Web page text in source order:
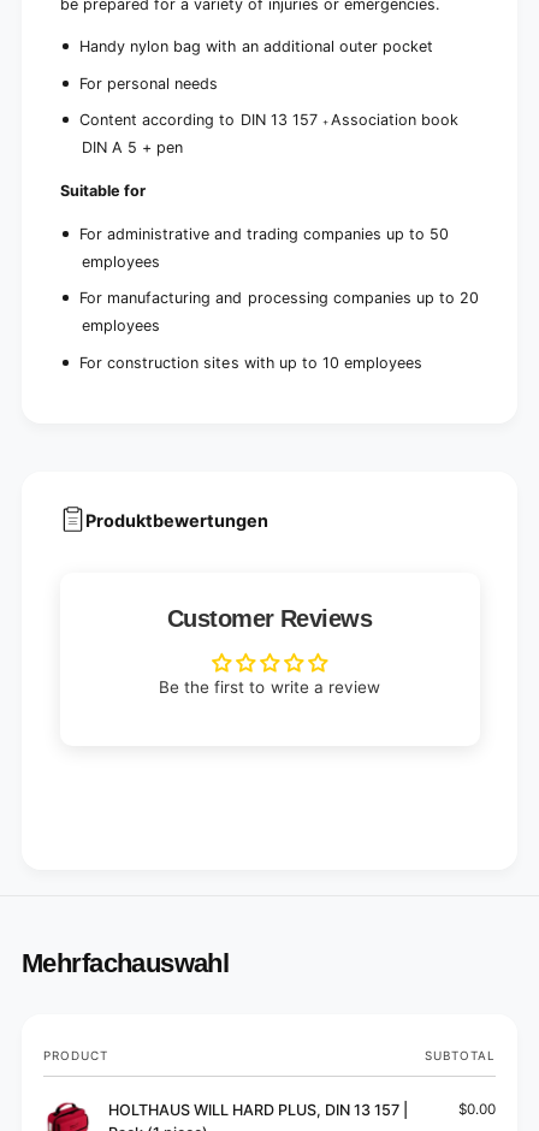
be prepared for a variety of injuries or emergencies.
Handy nylon bag with an additional outer pocket
For personal needs
Content according to DIN 13 157 + Association book
DIN A 5 + pen
Suitable for
For administrative and trading companies up to 50
employees
For manufacturing and processing companies up to 20
employees
For construction sites with up to 10 employees
Produktbewertungen
Customer Reviews
Be the first to write a review
Mehrfachauswahl
Your
cart
PRODUCT SUBTOTAL
HOLTHAUS WILL HARD PLUS, DIN 13 157 |
$0.00